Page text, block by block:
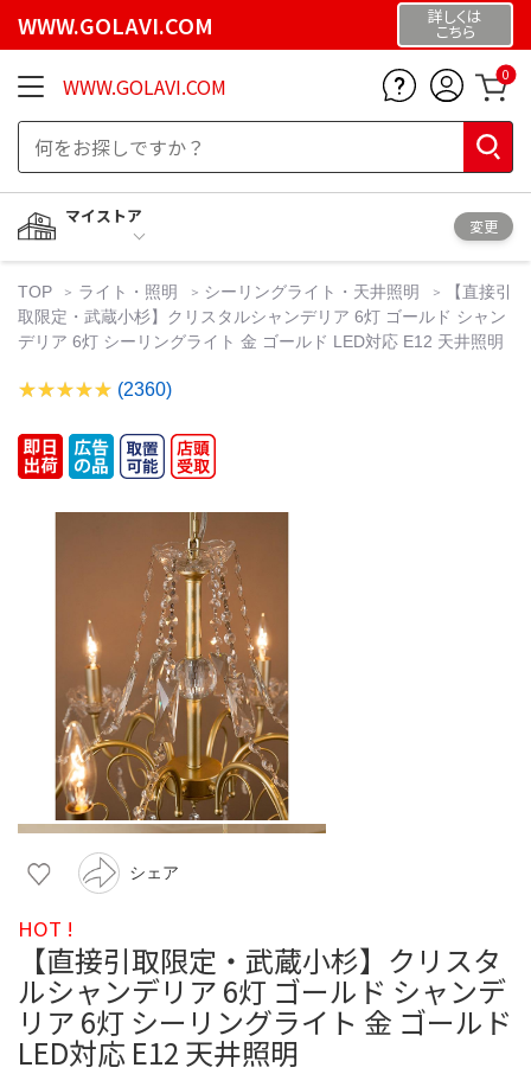
WWW.GOLAVI.COM 詳しくは
こちら
WWW.GOLAVI.COM 0
マイストア
変更
TOP ライト・照明 シーリングライト・天井照明
【直接引
取限定・武蔵小杉】クリスタルシャンデリア 6灯 ゴールド シャン
デリア 6灯 シーリングライト 金 ゴールド LED対応 E12 天井照明
(2360)
シェア
HOT !
【直接引取限定・武蔵小杉】クリスタ
ルシャンデリア 6灯 ゴールド シャンデ
リア 6灯 シーリングライト 金 ゴールド
LED対応 E12 天井照明